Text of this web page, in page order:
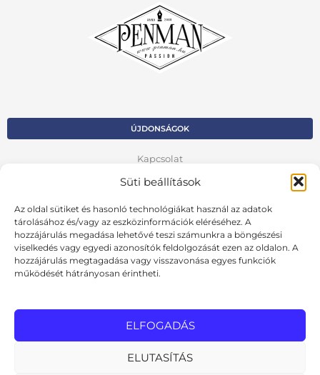
Süti beállítások
Az oldal sütiket és hasonló technológiákat használ az adatok
tárolásához és/vagy az eszközinformációk eléréséhez. A
hozzájárulás megadása lehetővé teszi számunkra a böngészési
viselkedés vagy egyedi azonosítók feldolgozását ezen az oldalon. A
hozzájárulás megtagadása vagy visszavonása egyes funkciók
működését hátrányosan érintheti.
ELFOGADÁS
ELUTASÍTÁS
ÚJDONSÁGOK
Kapcsolat
Kosár
Fiók
Adatvédelmi szabályzat
VISSZA AZ ELŐZŐ OLDALRA
Cookie szabályzat
Online elállási nyilatkozat